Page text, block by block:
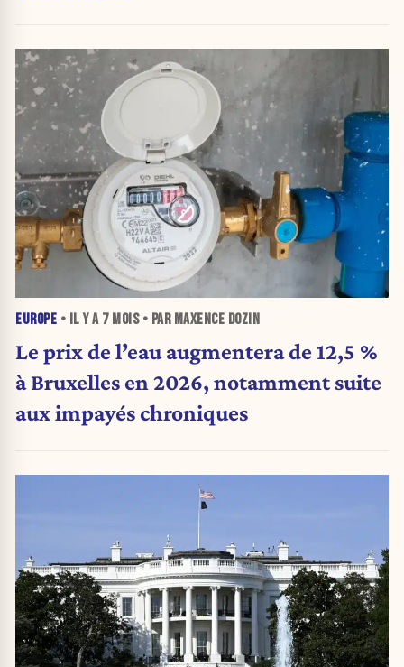
EUROPE • IL Y A 7 MOIS• PAR MAXENCE DOZIN
Le prix de l’eau augmentera de 12,5 %
à Bruxelles en 2026, notamment suite
aux impayés chroniques